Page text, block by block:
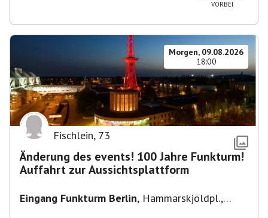
VORBEI
Morgen, 09.08.2026
18:00
Fischlein, 73
Änderung des events! 100 Jahre Funkturm!
Auffahrt zur Aussichtsplattform
Eingang Funkturm Berlin, Hammarskjöldpl.,